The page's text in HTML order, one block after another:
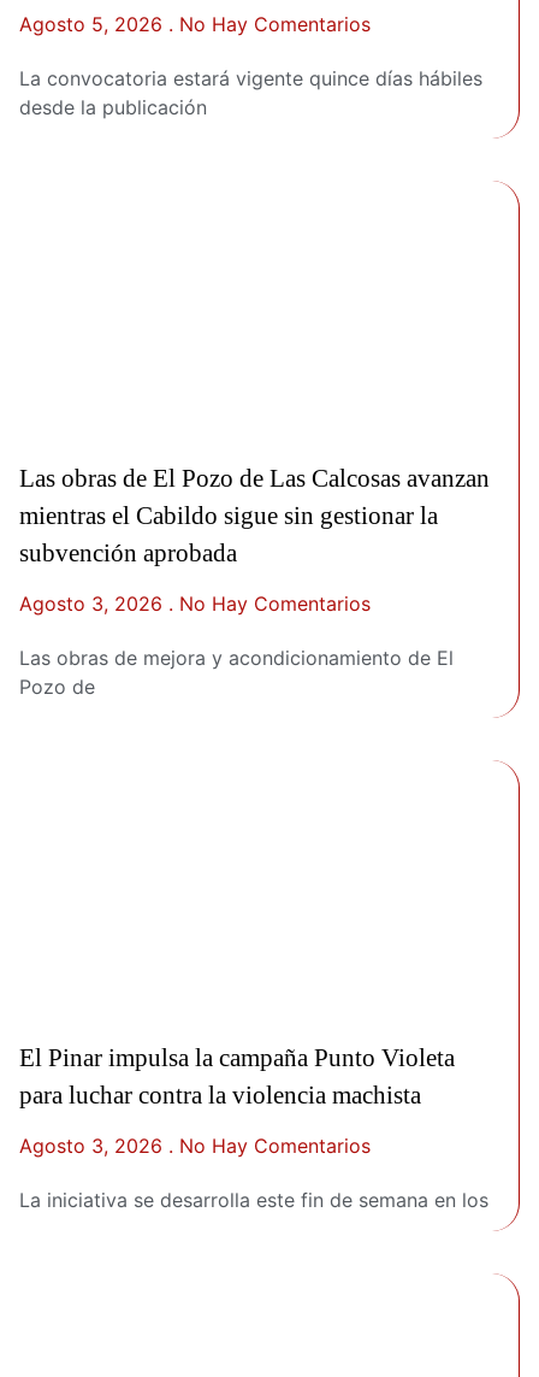
Agosto 5, 2026 No Hay Comentarios
La convocatoria estará vigente quince días hábiles
desde la publicación
Las obras de El Pozo de Las Calcosas avanzan
mientras el Cabildo sigue sin gestionar la
subvención aprobada
Agosto 3, 2026 No Hay Comentarios
Las obras de mejora y acondicionamiento de El
Pozo de
El Pinar impulsa la campaña Punto Violeta
para luchar contra la violencia machista
Agosto 3, 2026 No Hay Comentarios
La iniciativa se desarrolla este fin de semana en los